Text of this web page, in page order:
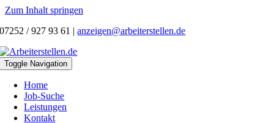
Zum Inhalt springen
07252 / 927 93 61 |anzeigen@arbeiterstellen.de
Toggle Navigation
Home
Job-Suche
Leistungen
Kontakt